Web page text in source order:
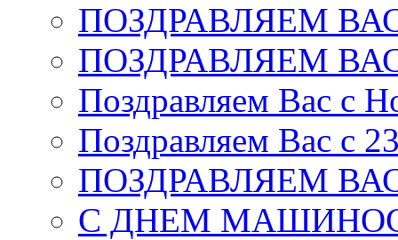
ПОЗДРАВЛЯЕМ
ПОЗДРАВЛЯЕМ
Поздравляем Вас с
Поздравляем Вас c
ПОЗДРАВЛЯЕМ
С ДНЕМ